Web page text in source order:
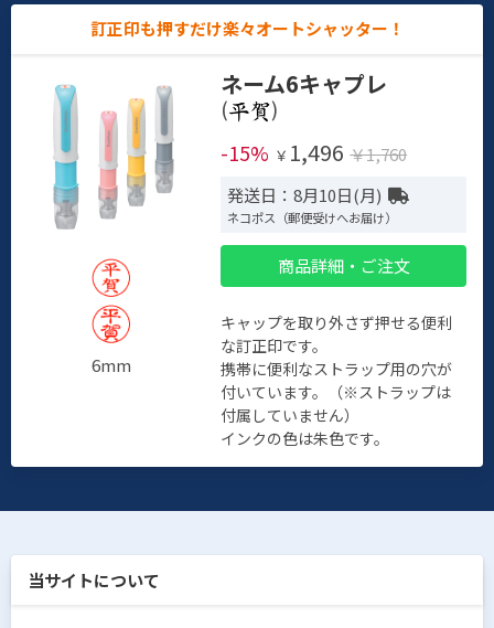
訂正印も押すだけ楽々オートシャッター！
6mm
ネーム6キャプレ
(
)
-15% ￥ 1,496 ￥1,760
発送日：8月10日(月)
ネコポス（郵便受けへお届け）
商品詳細・ご注文
キャップを取り外さず押せる便利
な訂正印です。
携帯に便利なストラップ用の穴が
付いています。（※ストラップは
付属していません）
インクの色は朱色です。
当サイトについて